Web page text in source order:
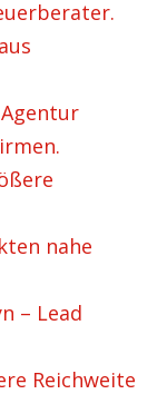
nahe
– Lead
Reichweite